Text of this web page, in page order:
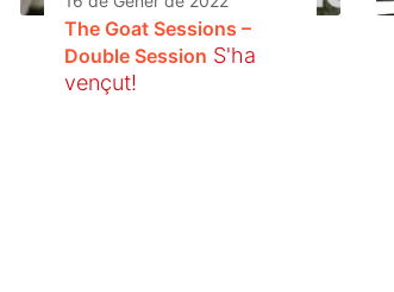
The Goat Sessions –
Double Session S'ha
vençut!